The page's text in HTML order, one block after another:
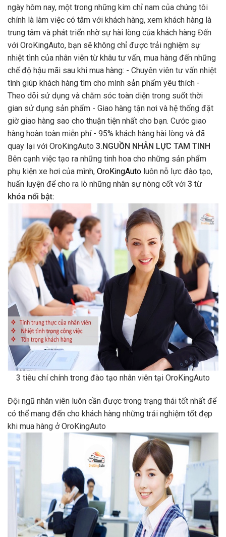
ngày hôm nay, một trong những kim chỉ nam của chúng tôi
chính là làm việc có tâm với khách hàng, xem khách hàng là
trung tâm và phát triển nhờ sự hài lòng của khách hàng Đến
với OroKingAuto, bạn sẽ không chỉ được trải nghiệm sự
nhiệt tình của nhân viên từ khâu tư vấn, mua hàng đến những
chế độ hậu mãi sau khi mua hàng: - Chuyên viên tư vấn nhiệt
tình giúp khách hàng tìm cho mình sản phẩm yêu thích -
Theo dõi sử dụng và chăm sóc toàn diện trong suốt thời
gian sử dụng sản phẩm - Giao hàng tận nơi và hệ thống đặt
giờ giao hàng sao cho thuận tiện nhất cho bạn. Cước giao
hàng hoàn toàn miễn phí - 95% khách hàng hài lòng và đã
quay lại với OroKingAuto 3.NGUỒN NHÂN LỰC TAM TINH
Bên cạnh việc tạo ra những tinh hoa cho những sản phẩm
phụ kiện xe hơi của mình, OroKingAuto luôn nỗ lực đào tạo,
huấn luyện để cho ra lò những nhân sự nòng cốt với 3 từ
khóa nổi bật:
3 tiêu chí chính trong đào tạo nhân viên tại OroKingAuto
Đội ngũ nhân viên luôn cần được trong trạng thái tốt nhất để
có thể mang đến cho khách hàng những trải nghiệm tốt đẹp
khi mua hàng ở OroKingAuto